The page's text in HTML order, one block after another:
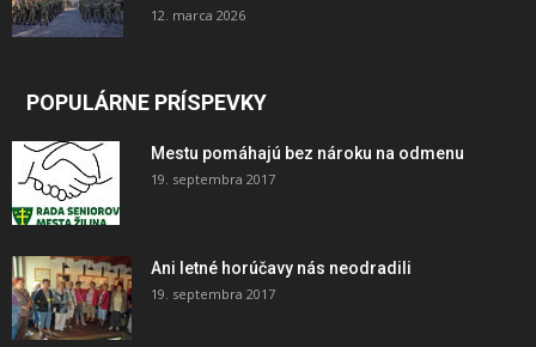
12. marca 2026
POPULÁRNE PRÍSPEVKY
Mestu pomáhajú bez nároku na odmenu
19. septembra 2017
Ani letné horúčavy nás neodradili
19. septembra 2017